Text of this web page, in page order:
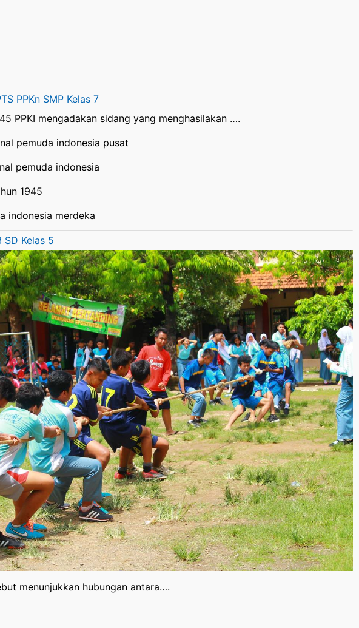
PPKn SMP Kelas 7
PPKI mengadakan sidang yang menghasilakan ….
pemuda indonesia pusat
pemuda indonesia
1945
indonesia merdeka
SD Kelas 5
menunjukkan hubungan antara….